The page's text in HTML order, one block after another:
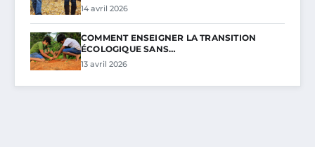
14 avril 2026
COMMENT ENSEIGNER LA TRANSITION
ÉCOLOGIQUE SANS…
13 avril 2026